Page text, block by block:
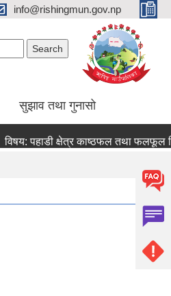
info@rishingmun.gov.np
सुझाव तथा गुनासो
विषय: पहाडी क्षेत्र काष्ठफल तथा फलफूल